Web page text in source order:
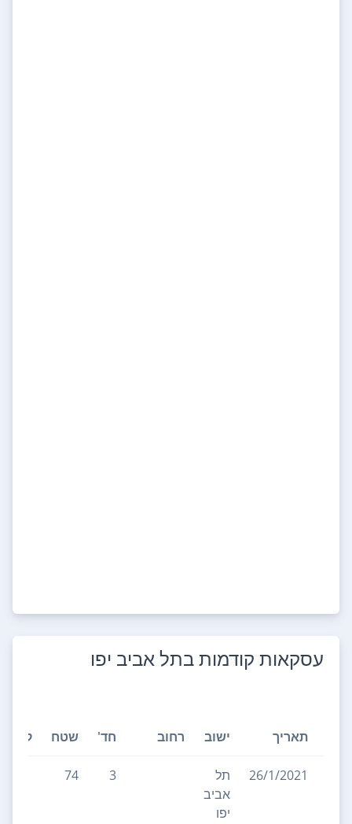
עסקאות קודמות בתל אביב יפו
תאריך ישוב רחוב חד' שטח קומה
26/1/2021
תל
אביב
יפו
3
74